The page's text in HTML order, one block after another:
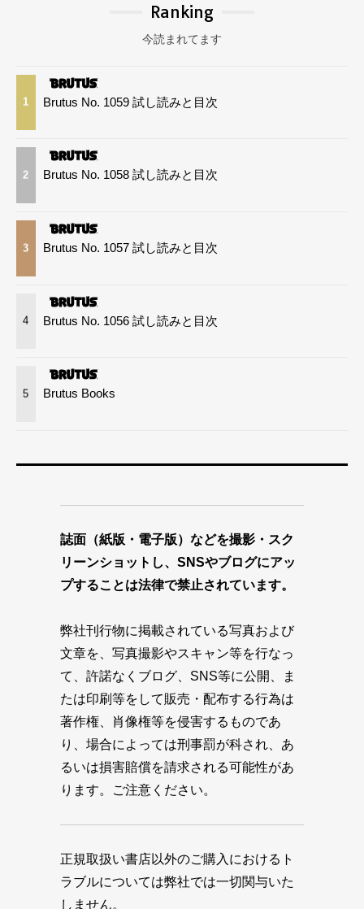
Ranking
今読まれてます
1 Brutus No. 1059 試し読みと目次
2 Brutus No. 1058 試し読みと目次
3 Brutus No. 1057 試し読みと目次
4 Brutus No. 1056 試し読みと目次
5 Brutus Books
誌面（紙版・電子版）などを撮影・スク
リーンショットし、SNSやブログにアッ
プすることは法律で禁止されています。
弊社刊行物に掲載されている写真および
文章を、写真撮影やスキャン等を行なっ
て、許諾なくブログ、SNS等に公開、ま
たは印刷等をして販売・配布する行為は
著作権、肖像権等を侵害するものであ
り、場合によっては刑事罰が科され、あ
るいは損害賠償を請求される可能性があ
ります。ご注意ください。
正規取扱い書店以外のご購入におけるト
ラブルについては弊社では一切関与いた
しません。